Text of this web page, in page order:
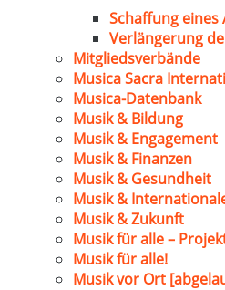
Schaffung
Verlängerung
Mitgliedsverbände
Musica Sacra
Musica-Datenbank
Musik & Bildung
Musik & Engagement
Musik & Finanzen
Musik & Gesundheit
Musik &
Musik & Zukunft
Musik für alle –
Musik für alle!
Musik vor Ort